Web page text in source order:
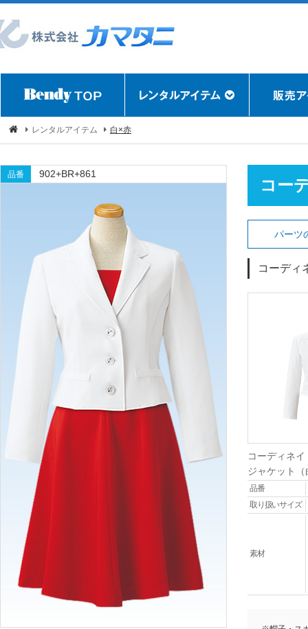
レンタルアイテム 白×赤
品番 902+BR+861
コー
パーツ
コーディ
コーディネ
ジャケット（
品番
取り扱いサイズ
素材